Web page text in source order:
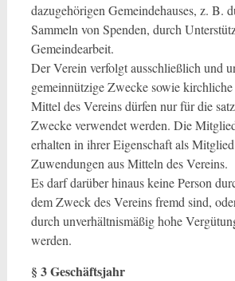
dazugehörigen Gemeindehauses, z. B.
Sammeln von Spenden, durch
Gemeindearbeit.
Der Verein verfolgt ausschließlich und
gemeinnützige Zwecke sowie
Mittel des Vereins dürfen nur für die
Zwecke verwendet werden. Die
erhalten in ihrer Eigenschaft als
Zuwendungen aus Mitteln des Vereins.
Es darf darüber hinaus keine Person
dem Zweck des Vereins fremd sind,
durch unverhältnismäßig hohe
werden.
§ 3 Geschäftsjahr